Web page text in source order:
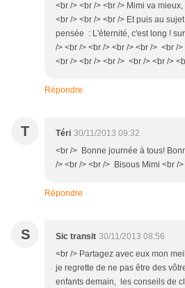
<br /> <br /> <br /> Mimi va
<br /> <br /> <br /> Et puis au
pensée : L'éternité, c'est long !
/> <br /> <br /> <br /> <br /> <br /
<br /> <br /> <br /> <br /> <br />
Répondre
T Téri 30/11/2013 09:32
<br /> Bonne journée à tous!
/> <br /> <br /> Bisous Mimi <br />
Répondre
S Sic transit 30/11/2013 08:56
<br /> Partagez avec eux mon
je regrette de ne pas être des
enfants demain, les conseils de